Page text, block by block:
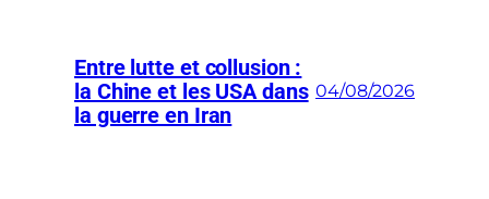
Entre lutte et collusion :
la Chine et les USA dans
la guerre en Iran
04/08/2026